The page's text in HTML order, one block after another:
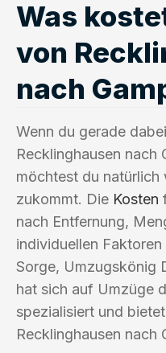
Was
von
nach
Wenn du gerade
Recklinghausen nach
möchtest du
zukommt. Die Kosten
nach Entfernung,
individuellen
Sorge, Umzugskönig
hat sich auf Umzüge
spezialisiert und
Recklinghausen nach